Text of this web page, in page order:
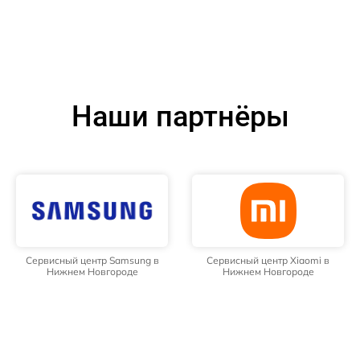
Наши партнёры
Сервисный центр Samsung в
Нижнем Новгороде
Сервисный центр Xiaomi в
Нижнем Новгороде